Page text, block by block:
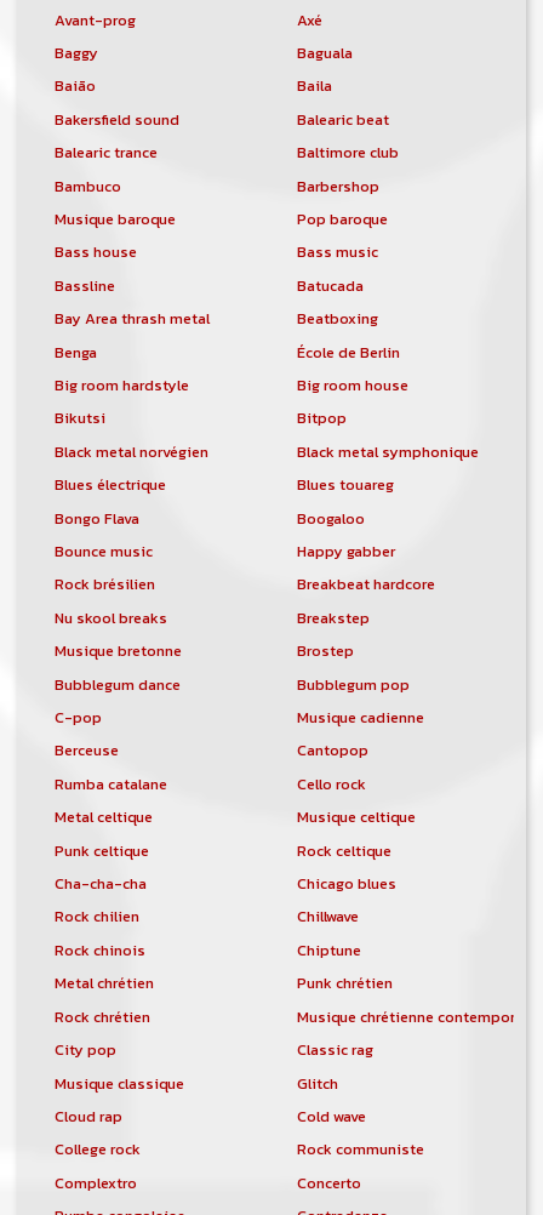
Avant-prog
Axé
Baggy
Baguala
Baião
Baila
Bakersfield sound
Balearic beat
Balearic trance
Baltimore club
Bambuco
Barbershop
Musique baroque
Pop baroque
Bass house
Bass music
Bassline
Batucada
Bay Area thrash metal
Beatboxing
Benga
École de Berlin
Big room hardstyle
Big room house
Bikutsi
Bitpop
Black metal norvégien
Black metal symphonique
Blues électrique
Blues touareg
Bongo Flava
Boogaloo
Bounce music
Happy gabber
Rock brésilien
Breakbeat hardcore
Nu skool breaks
Breakstep
Musique bretonne
Brostep
Bubblegum dance
Bubblegum pop
C-pop
Musique cadienne
Berceuse
Cantopop
Rumba catalane
Cello rock
Metal celtique
Musique celtique
Punk celtique
Rock celtique
Cha-cha-cha
Chicago blues
Rock chilien
Chillwave
Rock chinois
Chiptune
Metal chrétien
Punk chrétien
Rock chrétien
Musique chrétienne
City pop
Classic rag
Musique classique
Glitch
Cloud rap
Cold wave
College rock
Rock communiste
Complextro
Concerto